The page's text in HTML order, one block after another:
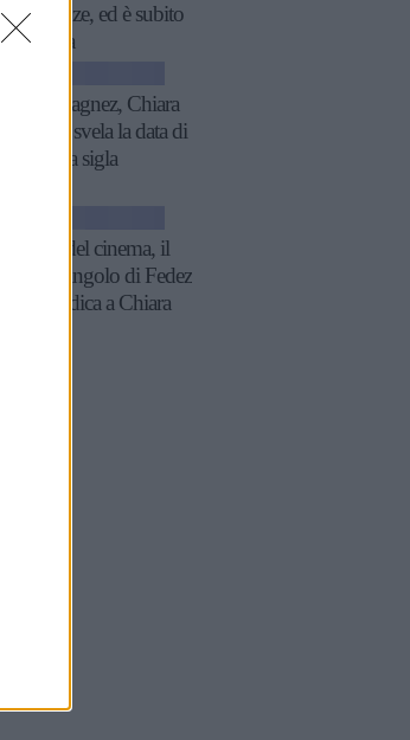
trasparenze, ed è subito
polemica
The Ferragnez, Chiara
Ferragni svela la data di
uscita e la sigla
Meglio del cinema, il
nuovo singolo di Fedez
è una dedica a Chiara